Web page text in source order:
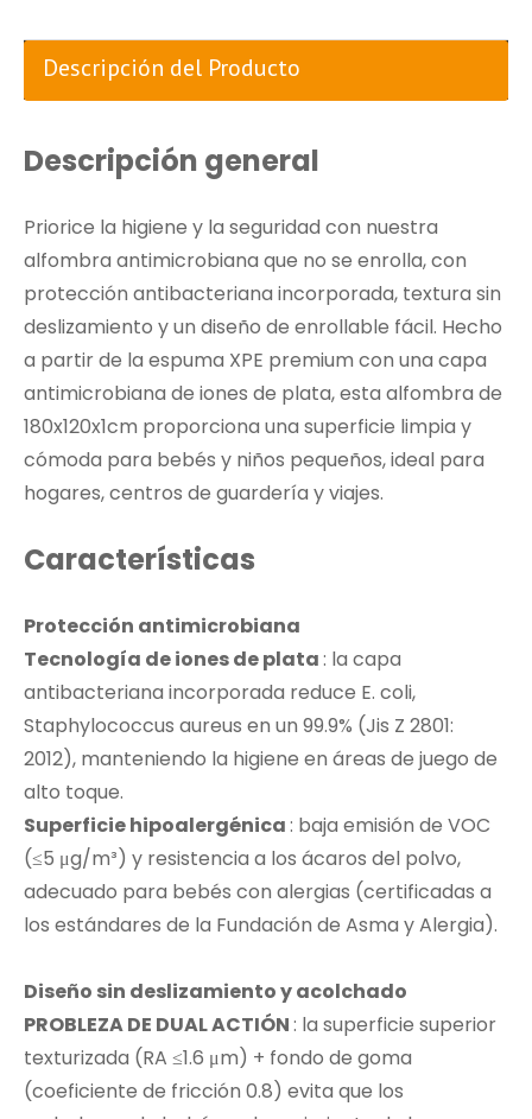
Descripción del Producto
Descripción general
Priorice la higiene y la seguridad con nuestra
alfombra antimicrobiana que no se enrolla, con
protección antibacteriana incorporada, textura sin
deslizamiento y un diseño de enrollable fácil. Hecho
a partir de la espuma XPE premium con una capa
antimicrobiana de iones de plata, esta alfombra de
180x120x1cm proporciona una superficie limpia y
cómoda para bebés y niños pequeños, ideal para
hogares, centros de guardería y viajes.
Características
Protección antimicrobiana
Tecnología de iones de plata: la capa
antibacteriana incorporada reduce E. coli,
Staphylococcus aureus en un 99.9% (Jis Z 2801:
2012), manteniendo la higiene en áreas de juego de
alto toque.
Superficie hipoalergénica: baja emisión de VOC
(≤5 μg/m³) y resistencia a los ácaros del polvo,
adecuado para bebés con alergias (certificadas a
los estándares de la Fundación de Asma y Alergia).
Diseño sin deslizamiento y acolchado
PROBLEZA DE DUAL ACTIÓN: la superficie superior
texturizada (RA ≤1.6 μm) + fondo de goma
(coeficiente de fricción 0.8) evita que los